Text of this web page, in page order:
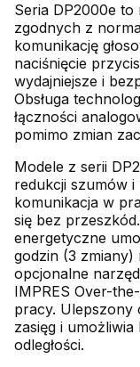
Seria DP2000e
zgodnych z
komunikację
naciśnięcie
wydajniejsze i
Obsługa
łączności
pomimo zmian
Modele z serii
redukcji szumów
komunikacja w
się bez
energetyczne
godzin (3
opcjonalne
IMPRES Over-
pracy. Ulepszony
zasięg i
odległości.